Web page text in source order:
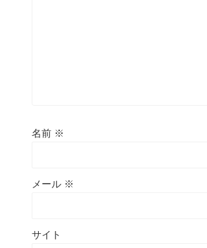
名前 ※
メール ※
サイト